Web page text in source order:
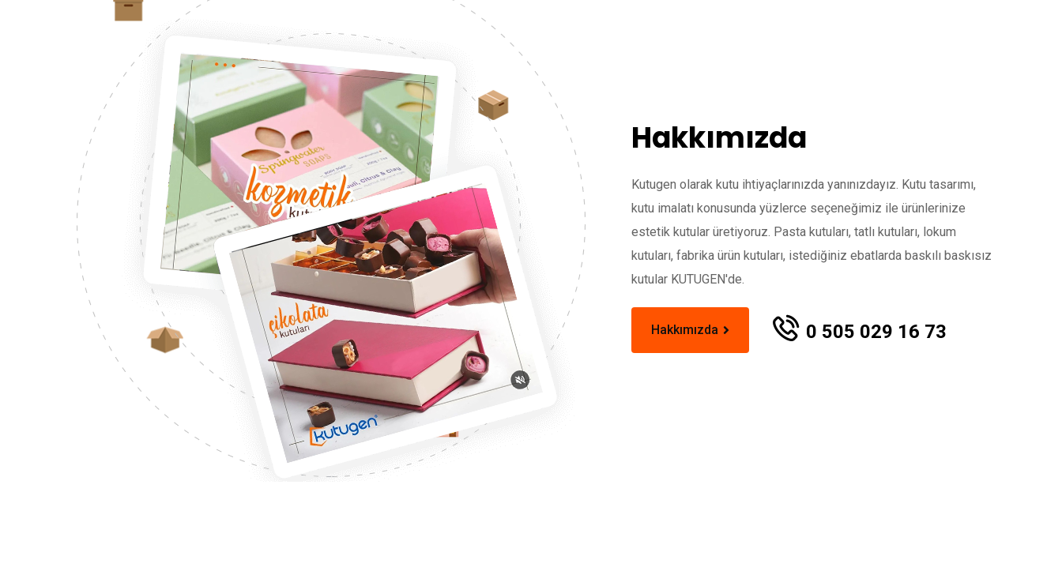
Hakkımızda
Kutugen olarak kutu ihtiyaçlarınızda yanınızdayız. Kutu tasarımı,
kutu imalatı konusunda yüzlerce seçeneğimiz ile ürünlerinize
estetik kutular üretiyoruz. Pasta kutuları, tatlı kutuları, lokum
kutuları, fabrika ürün kutuları, istediğiniz ebatlarda baskılı baskısız
kutular KUTUGEN'de.
Hakkımızda 0 505 029 16 73